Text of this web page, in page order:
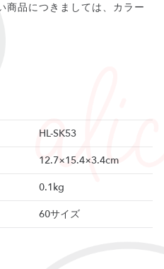
商品につきましては、カラー
HL-SK53
12.7×15.4×3.4cm
0.1kg
60サイズ